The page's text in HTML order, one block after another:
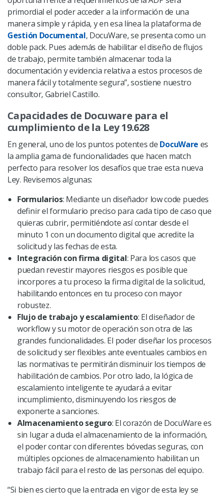
primordial el poder acceder a la información de una
manera simple y rápida, y en esa línea la plataforma de
Gestión Documental, DocuWare, se presenta como un
doble pack. Pues además de habilitar el diseño de flujos
de trabajo, permite también almacenar toda la
documentación y evidencia relativa a estos procesos de
manera fácil y totalmente segura”, sostiene nuestro
consultor, Gabriel Castillo.
Capacidades de Docuware para el
cumplimiento de la Ley 19.628
En general, uno de los puntos potentes de DocuWare es
la amplia gama de funcionalidades que hacen match
perfecto para resolver los desafíos que trae esta nueva
Ley. Revisemos algunas:
Formularios: Mediante un diseñador low code puedes
definir el formulario preciso para cada tipo de caso que
quieras cubrir, permitiéndote así contar desde el
minuto 1 con un documento digital que acredite la
solicitud y las fechas de esta.
Integración con firma digital: Para los casos que
puedan revestir mayores riesgos es posible que
incorpores a tu proceso la firma digital de la solicitud,
habilitando entonces en tu proceso con mayor
robustez.
Flujo de trabajo y escalamiento: El diseñador de
workflow y su motor de operación son otra de las
grandes funcionalidades. El poder diseñar los procesos
de solicitud y ser flexibles ante eventuales cambios en
las normativas te permitirán disminuir los tiempos de
habilitación de cambios. Por otro lado, la lógica de
escalamiento inteligente te ayudará a evitar
incumplimiento, disminuyendo los riesgos de
exponerte a sanciones.
Almacenamiento seguro: El corazón de DocuWare es
sin lugar a duda el almacenamiento de la información,
el poder contar con diferentes bóvedas seguras, con
múltiples opciones de almacenamiento habilitan un
trabajo fácil para el resto de las personas del equipo.
“Si bien es cierto que la entrada en vigor de esta ley se